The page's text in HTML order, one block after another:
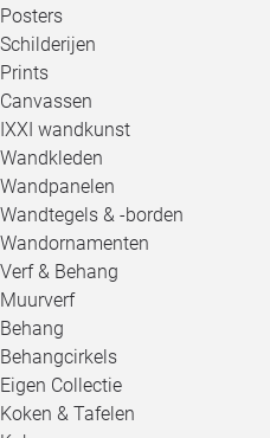
Posters
Schilderijen
Prints
Canvassen
IXXI wandkunst
Wandkleden
Wandpanelen
Wandtegels & -borden
Wandornamenten
Verf & Behang
Muurverf
Behang
Behangcirkels
Eigen Collectie
Koken & Tafelen